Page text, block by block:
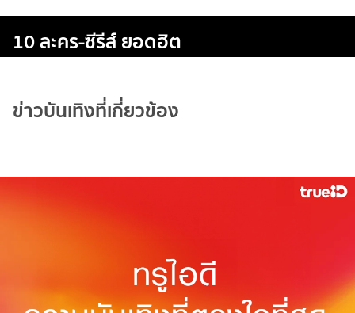
10 ละคร-ซีรีส์ ยอดฮิต
ข่าวบันเทิงที่เกี่ยวข้อง